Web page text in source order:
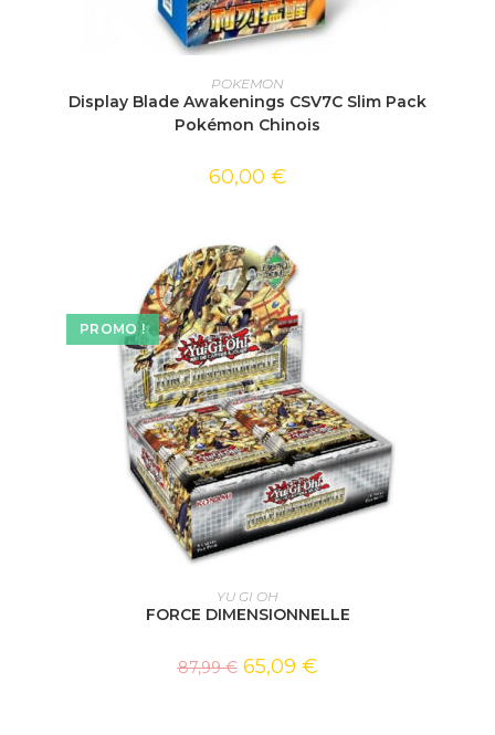
AJOUTER AU PANIER
POKEMON
Display Blade Awakenings CSV7C Slim Pack
Pokémon Chinois
60,00 €
PROMO !
AJOUTER AU PANIER
YU GI OH
FORCE DIMENSIONNELLE
87,99€ 65,09 €